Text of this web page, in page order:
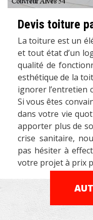
Devis toiture
La toiture est un
et tout état d’un
qualité de
esthétique de la
ignorer l’entretien
Si vous êtes
dans votre vie
apporter plus de
crise sanitaire,
pas hésiter à
votre projet à prix